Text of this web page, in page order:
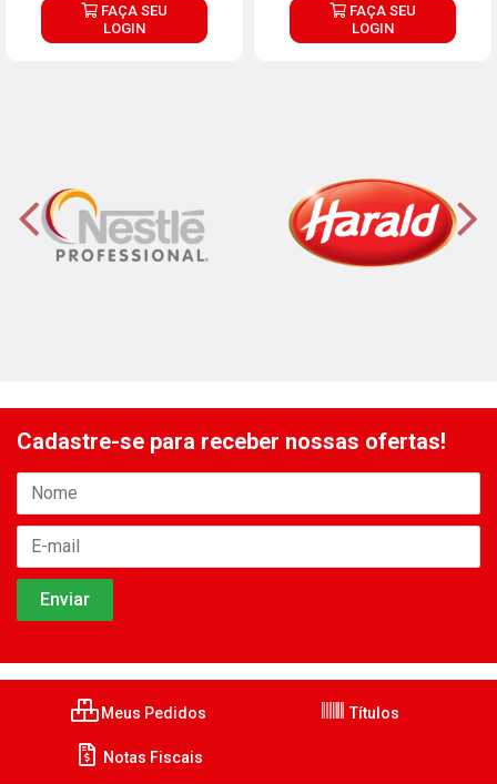
FAÇA SEU
LOGIN
FAÇA SEU
LOGIN
Cadastre-se para receber nossas ofertas!
Meus Pedidos Títulos
Notas Fiscais